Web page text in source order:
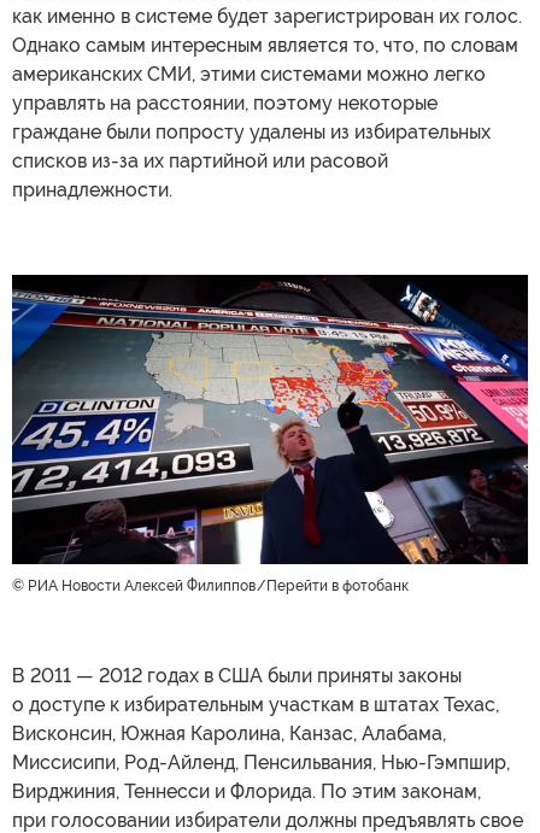
как именно в системе будет зарегистрирован их голос.
Однако самым интересным является то, что, по словам
американских СМИ, этими системами можно легко
управлять на расстоянии, поэтому некоторые
граждане были попросту удалены из избирательных
списков из-за их партийной или расовой
принадлежности.
© РИА Новости Алексей Филиппов Перейти в фотобанк
В 2011 — 2012 годах в США были приняты законы
о доступе к избирательным участкам в штатах Техас,
Висконсин, Южная Каролина, Канзас, Алабама,
Миссисипи, Род-Айленд, Пенсильвания, Нью-Гэмпшир,
Вирджиния, Теннесси и Флорида. По этим законам,
при голосовании избиратели должны предъявлять свое